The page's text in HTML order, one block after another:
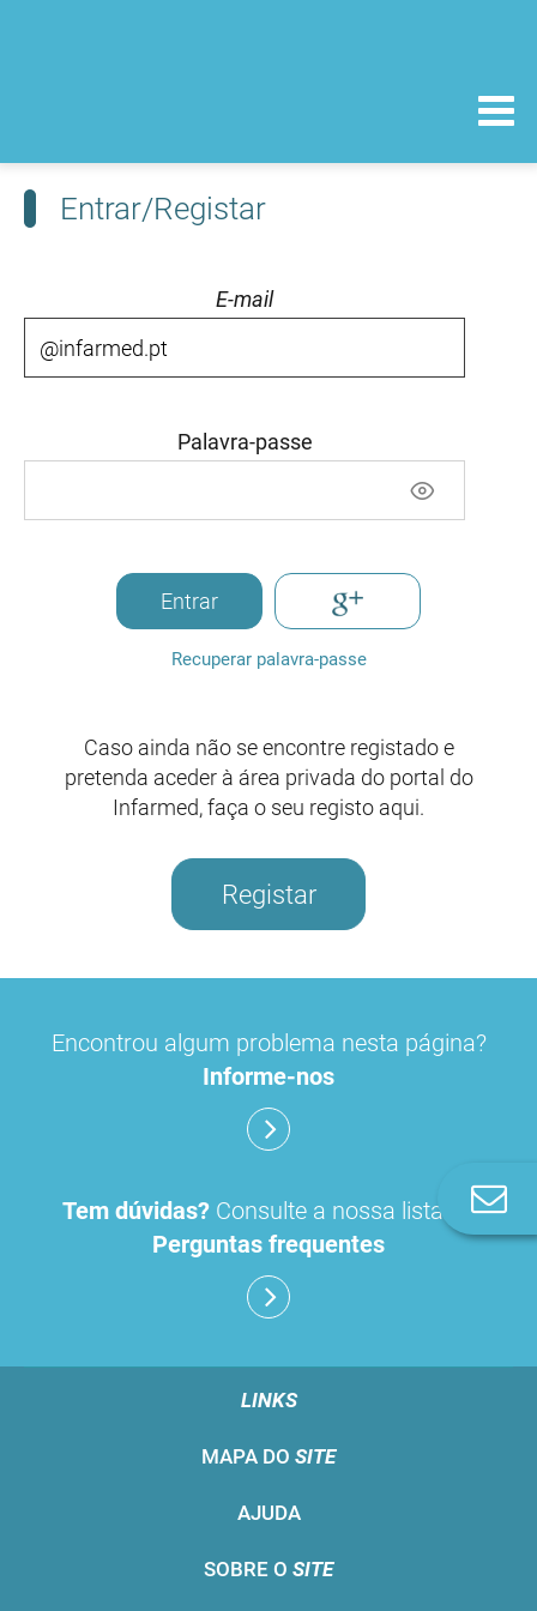
Entrar/Registar
E-mail
Palavra-passe
Entrar
Recuperar palavra-passe
Caso ainda não se encontre registado e
pretenda aceder à área privada do portal do
Infarmed, faça o seu registo aqui.
Registar
Encontrou algum problema nesta página?
Informe-nos
Tem dúvidas? Consulte a nossa lista de
Perguntas frequentes
LINKS
MAPA DO SITE
AJUDA
SOBRE O SITE